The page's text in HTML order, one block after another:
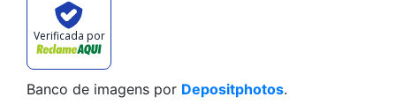
Verificada por
Banco de imagens por Depositphotos.